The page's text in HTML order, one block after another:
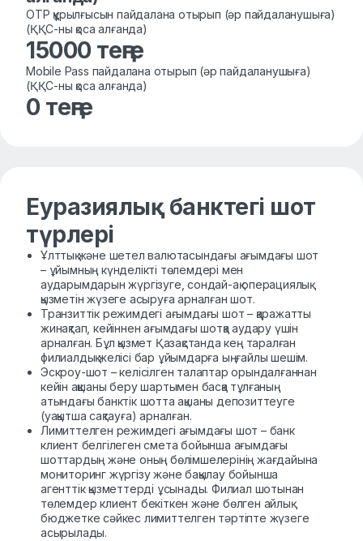
OTP құрылғысын пайдалана отырып (әр пайдаланушыға)
(ҚҚС-ны қоса алғанда)
15000 теңге
Mobile Pass пайдалана отырып (әр пайдаланушыға)
(ҚҚС-ны қоса алғанда)
0 теңге
Еуразиялық банктегі шот
түрлері
Ұлттық және шетел валютасындағы ағымдағы шот
– ұйымның күнделікті төлемдері мен
аударымдарын жүргізуге, сондай-ақ операциялық
қызметін жүзеге асыруға арналған шот.
Транзиттік режимдегі ағымдағы шот – қаражатты
жинақтап, кейіннен ағымдағы шотқа аудару үшін
арналған. Бұл қызмет Қазақстанда кең таралған
филиалдық желісі бар ұйымдарға ыңғайлы шешім.
Эскроу-шот – келісілген талаптар орындалғаннан
кейін ақшаны беру шартымен басқа тұлғаның
атындағы банктік шотта ақшаны депозиттеуге
(уақытша сақтауға) арналған.
Лимиттелген режимдегі ағымдағы шот – банк
клиент белгілеген смета бойынша ағымдағы
шоттардың және оның бөлімшелерінің жағдайына
мониторинг жүргізу және бақылау бойынша
агенттік қызметтерді ұсынады. Филиал шотынан
төлемдер клиент бекіткен және бөлген айлық
бюджетке сәйкес лимиттелген тәртіпте жүзеге
асырылады.